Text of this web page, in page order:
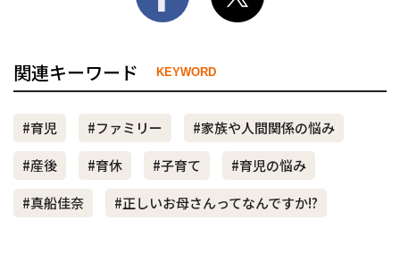
関連キーワード KEYWORD
#育児 #ファミリー
#家族や人間関係の悩み
#産後
#育休 #子育て
#育児の悩み
#真船佳奈
#正しいお母さんってなんですか!?